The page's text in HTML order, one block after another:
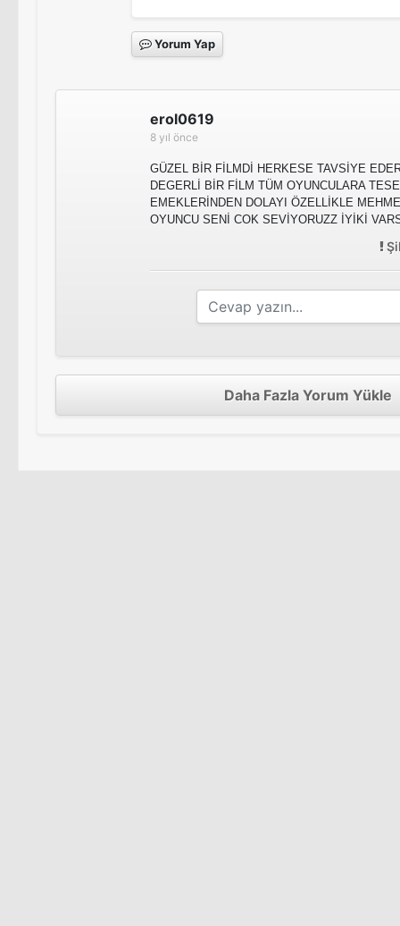
Yorum Yap
erol0619
8 yıl önce
GÜZEL BİR FİLMDİ HERKESE TAVSİYE
DEGERLİ BİR FİLM TÜM OYUNCULARA
EMEKLERİNDEN DOLAYI ÖZELLİKLE
OYUNCU SENİ COK SEVİYORUZZ İYİKİ
Daha Fazla Yorum Yükle